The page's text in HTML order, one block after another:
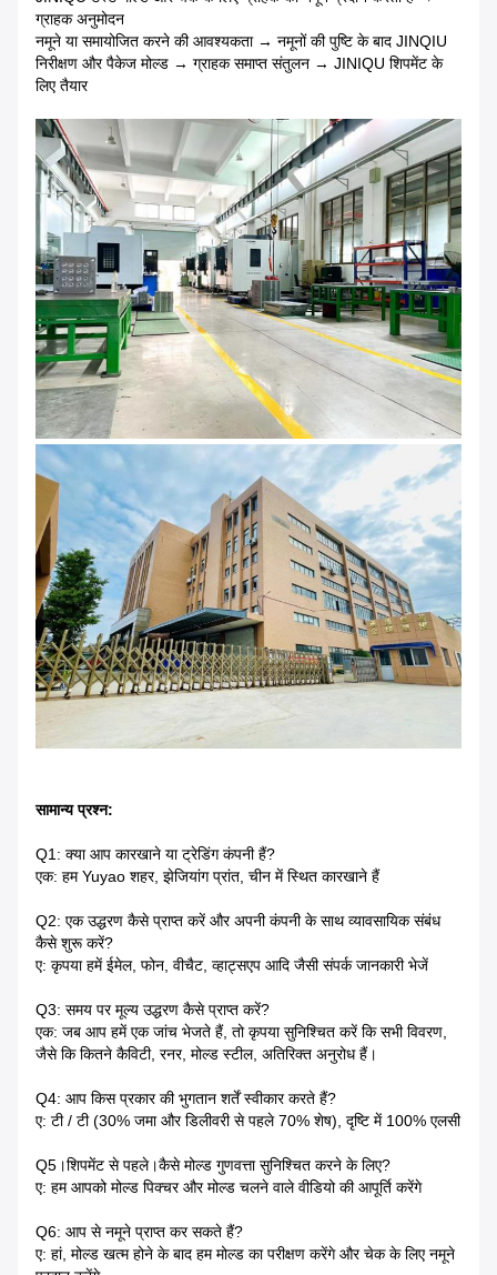
ग्राहक अनुमोदन
नमूने या समायोजित करने की आवश्यकता → नमूनों की पुष्टि के बाद JINQIU
निरीक्षण और पैकेज मोल्ड → ग्राहक समाप्त संतुलन → JINIQU शिपमेंट के
लिए तैयार
सामान्य प्रश्न:
Q1: क्या आप कारखाने या ट्रेडिंग कंपनी हैं?
एक: हम Yuyao शहर, झेजियांग प्रांत, चीन में स्थित कारखाने हैं
Q2: एक उद्धरण कैसे प्राप्त करें और अपनी कंपनी के साथ व्यावसायिक संबंध
कैसे शुरू करें?
ए: कृपया हमें ईमेल, फोन, वीचैट, व्हाट्सएप आदि जैसी संपर्क जानकारी भेजें
Q3: समय पर मूल्य उद्धरण कैसे प्राप्त करें?
एक: जब आप हमें एक जांच भेजते हैं, तो कृपया सुनिश्चित करें कि सभी विवरण,
जैसे कि कितने कैविटी, रनर, मोल्ड स्टील, अतिरिक्त अनुरोध हैं।
Q4: आप किस प्रकार की भुगतान शर्तें स्वीकार करते हैं?
ए: टी / टी (30% जमा और डिलीवरी से पहले 70% शेष), दृष्टि में 100% एलसी
Q5।शिपमेंट से पहले।कैसे मोल्ड गुणवत्ता सुनिश्चित करने के लिए?
ए: हम आपको मोल्ड पिक्चर और मोल्ड चलने वाले वीडियो की आपूर्ति करेंगे
Q6: आप से नमूने प्राप्त कर सकते हैं?
ए: हां, मोल्ड खत्म होने के बाद हम मोल्ड का परीक्षण करेंगे और चेक के लिए नमूने